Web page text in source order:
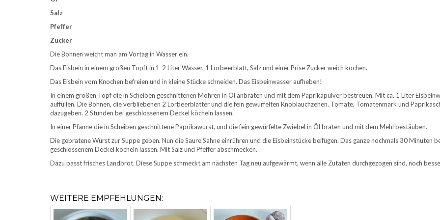
Salz
Pfeffer
Zucker
Die Bohnen weicht man am Vortag in Wasser ein.
Das Eisbein in einem großen Topft in 1-2 Liter Wasser, 1 Lorbeerblatt, Salz und einer Prise Zucker weich kochen.
Das Eisbein vom Knochen befreien und in kleine Stücke schneiden. Das Eisbeinwasser aufheben!
In einem großen Topf die in Scheiben geschnittenen Möhren in Öl anbraten und mit dem Paprikapulver bestreuen. Mit ca. 1 Liter
auffüllen. Die Bohnen, die verbliebenen 2 Lorbeerblätter und die fein gewürfelten Knoblauchzehen, Tomate, Tomatenmark und
dazugeben. 2 Stunden bei geschlossenem Deckel köcheln lassen.
In einer Pfanne die in Scheiben geschnittene Paprikawurst, und die fein gewürfelte Zwiebel in Öl braten und mit dem Mehl bestäuben.
Die gebratene Wurst zur Suppe geben. Nun die Saure Sahne einrühren und die Eisbeinstücke beifügen. Das ganze nochmals 30 Minuten
geschlossenem Deckel köcheln lassen. Mit Salz und Pfeffer abschmecken.
Dazu passt frisches Landbrot. Diese Suppe schmeckt am nächsten Tag neu aufgewärmt, wenn alle Zutaten durchgezogen sind, noch
WEITERE EMPFEHLUNGEN: